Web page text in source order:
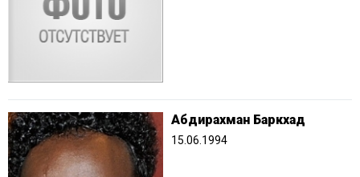
Абдирахман Баркхад
15.06.1994